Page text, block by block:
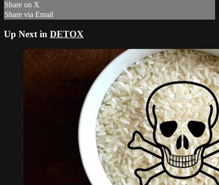
Share on X
Share via Email
Up Next in DETOX